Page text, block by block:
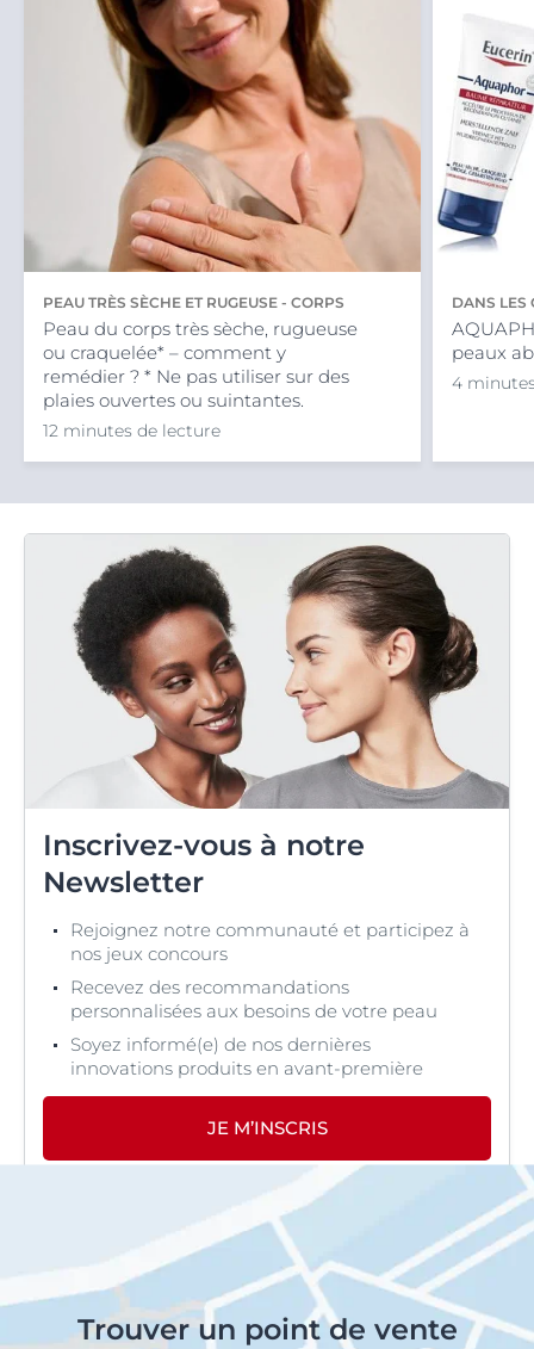
PEAU TRÈS SÈCHE ET RUGEUSE - CORPS
Peau du corps très sèche, rugueuse
ou craquelée* – comment y
remédier ? * Ne pas utiliser sur des
plaies ouvertes ou suintantes.
12 minutes de lecture
DANS LES
peaux
4
Inscrivez-vous à notre
Newsletter
Rejoignez notre communauté et participez à
nos jeux concours
Recevez des recommandations
personnalisées aux besoins de votre peau
Soyez informé(e) de nos dernières
innovations produits en avant-première
JE M’INSCRIS
Trouver un point de vente